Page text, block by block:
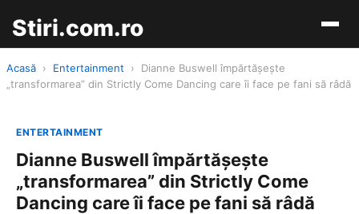
Stiri.com.ro
Acasă › Entertainment ›
Dianne Buswell împărtășește
„transformarea” din Strictly Come Dancing care îi face pe fani să râdă
ENTERTAINMENT
Dianne Buswell împărtășește
„transformarea” din Strictly Come
Dancing care îi face pe fani să râdă